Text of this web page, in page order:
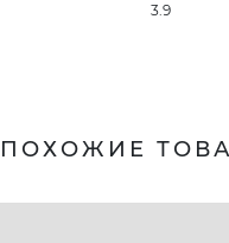
3.9
ПОХОЖИЕ